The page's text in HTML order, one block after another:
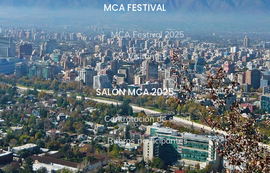
MCA FESTIVAL
MCA Festival 2025
Visitantes
SALÓN MCA 2025
Contratación de stand
Rubros participantes